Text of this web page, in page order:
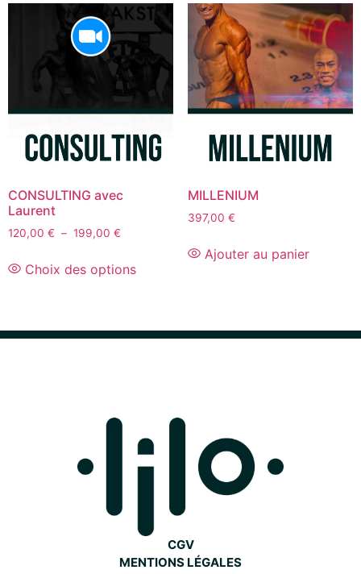
CONSULTING avec
Laurent
120,00 € – 199,00 €
Choix des options
MILLENIUM
397,00 €
Ajouter au panier
CGV
MENTIONS LÉGALES